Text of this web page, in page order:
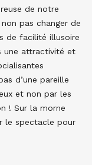
de notre
pas changer de
de facilité illusoire
une attractivité et
d’une pareille
et non par les
! Sur la morne
le spectacle pour